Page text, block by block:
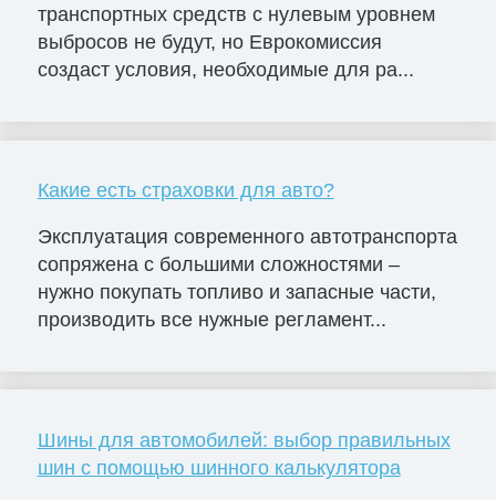
транспортных средств с нулевым уровнем
выбросов не будут, но Еврокомиссия
создаст условия, необходимые для ра...
Какие есть страховки для авто?
Эксплуатация современного автотранспорта
сопряжена с большими сложностями –
нужно покупать топливо и запасные части,
производить все нужные регламент...
Шины для автомобилей: выбор правильных
шин с помощью шинного калькулятора